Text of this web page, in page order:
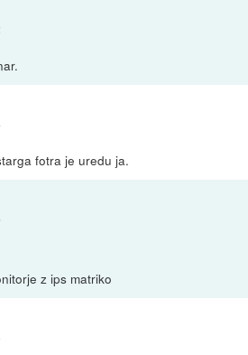
fotra je uredu ja.
z ips matriko